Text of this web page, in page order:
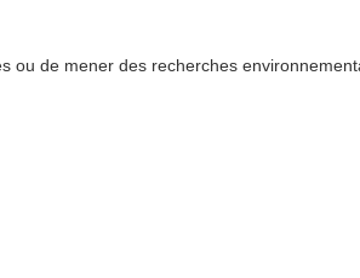
de mener des recherches